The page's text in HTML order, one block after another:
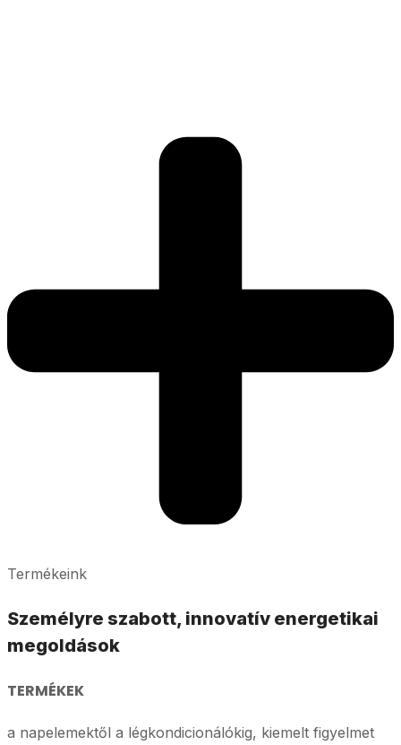
Termékeink
Személyre szabott, innovatív energetikai
megoldások
TERMÉKEK
a napelemektől a légkondicionálókig, kiemelt figyelmet